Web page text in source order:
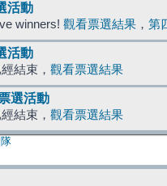
活動
winners! 觀看票選結果 ， 第
活動
結束， 觀看票選結果
選活動
結束， 觀看票選結果